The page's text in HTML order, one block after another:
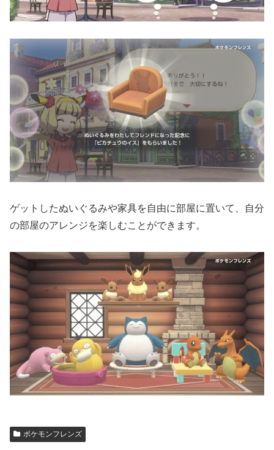
ゲットしたぬいぐるみや家具を自由に部屋に置いて、自分
の部屋のアレンジを楽しむことができます。
ポケモンフレンズ